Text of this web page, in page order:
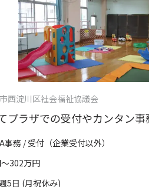
西淀川区社会福祉協議会
プラザでの受付やカンタン
事務 / 受付（企業受付以外）
302万円
5日 (月祝休み)